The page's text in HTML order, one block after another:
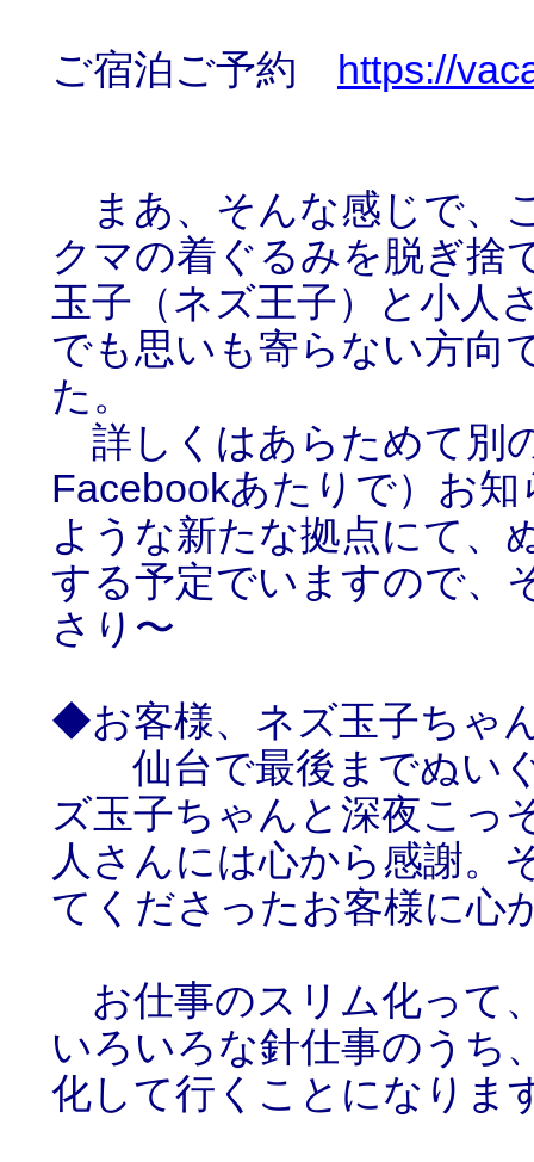
ご宿泊ご予約 https://
まあ、そんな感じで、
クマの着ぐるみを脱ぎ捨
玉子（ネズ王子）と小人
でも思いも寄らない方向
た。
詳しくはあらためて別
Facebookあたりで）お
ような新たな拠点にて、
する予定でいますので、
さり〜
◆お客様、ネズ玉子ちゃ
仙台で最後までぬいぐ
ズ玉子ちゃんと深夜こっ
人さんには心から感謝。
てくださったお客様に心
お仕事のスリム化って
いろいろな針仕事のうち
化して行くことになりま